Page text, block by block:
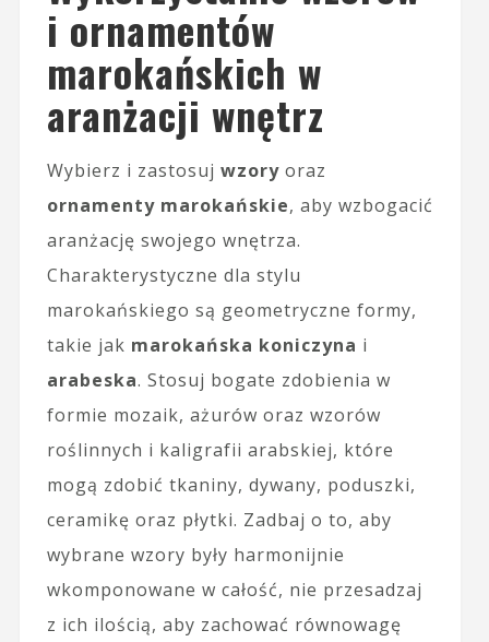
i ornamentów
marokańskich w
aranżacji wnętrz
Wybierz i zastosuj wzoryoraz
ornamenty marokańskie, aby wzbogacić
aranżację swojego wnętrza.
Charakterystyczne dla stylu
marokańskiego są geometryczne formy,
takie jak marokańska koniczyna i
arabeska. Stosuj bogate zdobienia w
formie mozaik, ażurów oraz wzorów
roślinnych i kaligrafii arabskiej, które
mogą zdobić tkaniny, dywany, poduszki,
ceramikę oraz płytki. Zadbaj o to, aby
wybrane wzory były harmonijnie
wkomponowane w całość, nie przesadzaj
z ich ilością, aby zachować równowagę